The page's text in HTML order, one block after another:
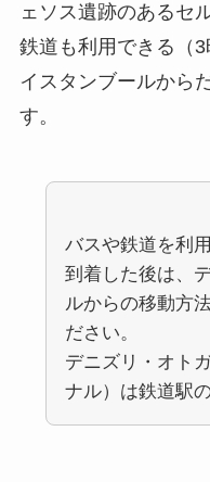
ェソス遺跡のあるセ
鉄道も利用できる（3
イスタンブールから
す。
バスや鉄道を利
到着した後は、
ルからの移動方
ださい。
デニズリ・オト
ナル）は鉄道駅